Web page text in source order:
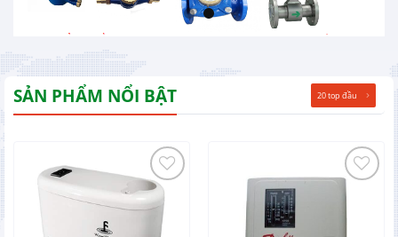
SẢN PHẨM NỔI BẬT 20 top đầu